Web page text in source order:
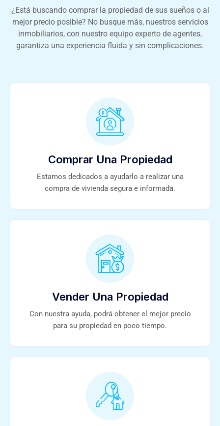
¿Está buscando comprar la propiedad de sus sueños o al
mejor precio posible? No busque más, nuestros servicios
inmobiliarios, con nuestro equipo experto de agentes,
garantiza una experiencia fluida y sin complicaciones.
Comprar Una Propiedad
Estamos dedicados a ayudarlo a realizar una
compra de vivienda segura e informada.
Vender Una Propiedad
Con nuestra ayuda, podrá obtener el mejor precio
para su propiedad en poco tiempo.